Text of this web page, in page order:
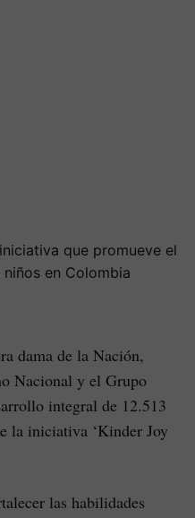
dama de la Nación,
Nacional y el Grupo
integral de 12.513
la iniciativa ‘Kinder Joy
las habilidades